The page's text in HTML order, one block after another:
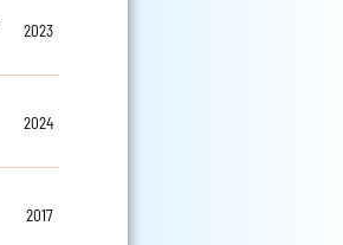
2023
2024
2017